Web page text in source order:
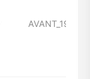
AVANT_1949